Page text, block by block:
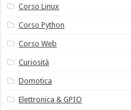
Corso Linux
Corso Python
Corso Web
Curiosità
Domotica
Elettronica & GPIO